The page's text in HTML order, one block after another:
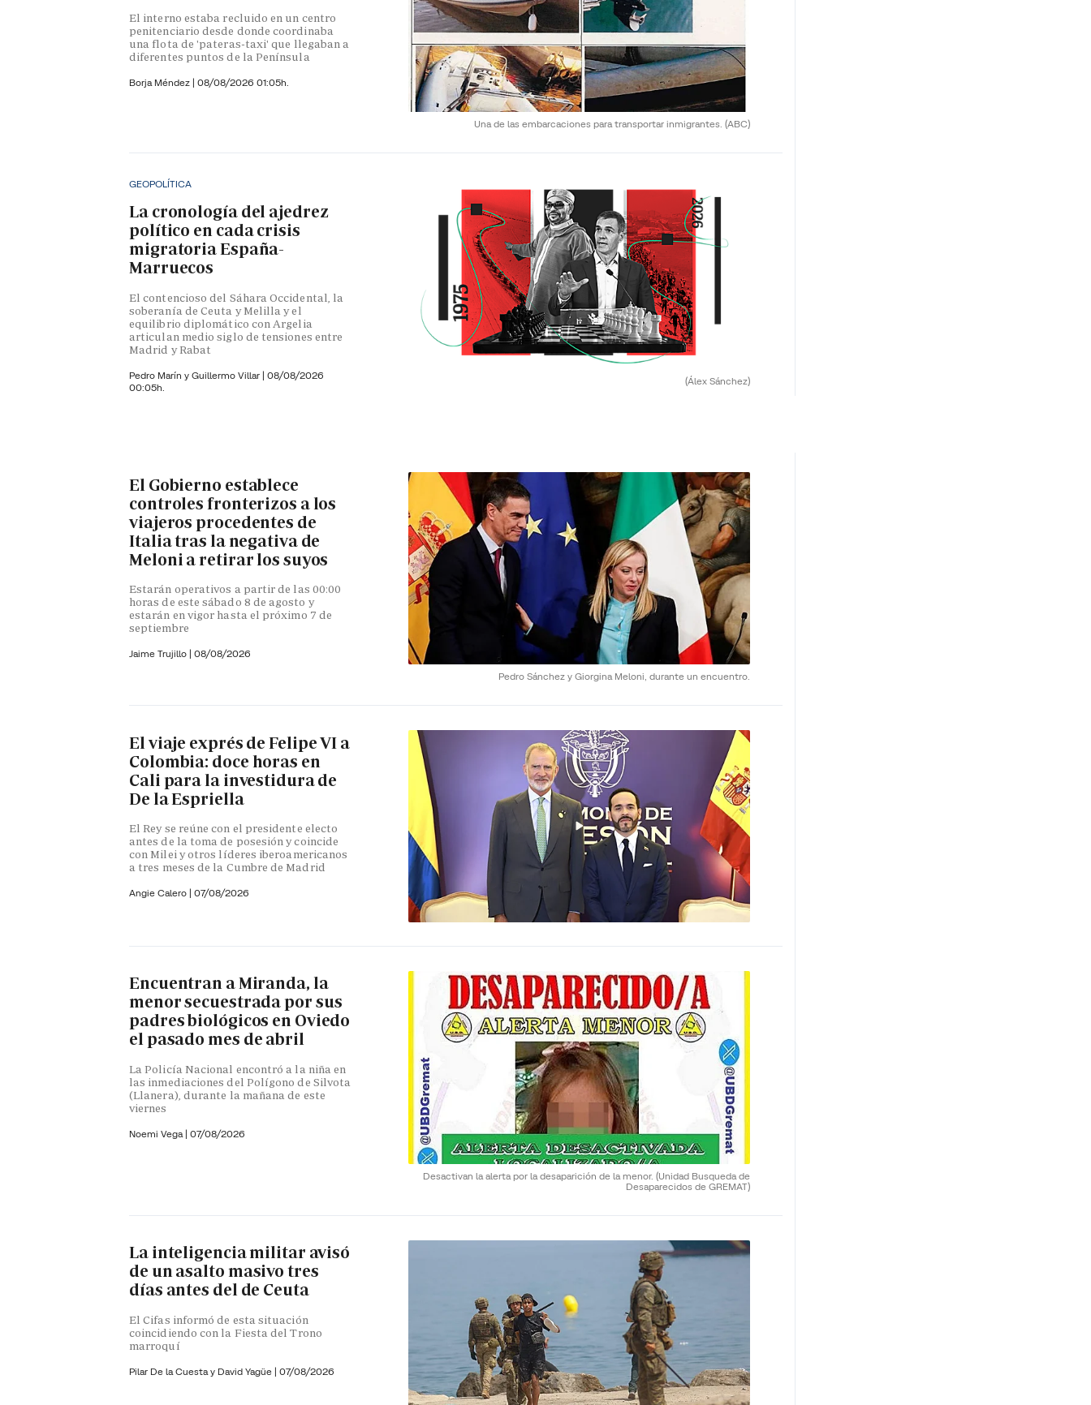
Una de las embarcaciones para transportar inmigrantes. (ABC)
El interno estaba recluido en un centro
penitenciario desde donde coordinaba
una flota de 'pateras-taxi' que llegaban a
diferentes puntos de la Península
Borja Méndez | 08/08/2026 01:05h.
(Álex Sánchez)
GEOPOLÍTICA
La cronología del ajedrez
político en cada crisis
migratoria España-
Marruecos
El contencioso del Sáhara Occidental, la
soberanía de Ceuta y Melilla y el
equilibrio diplomático con Argelia
articulan medio siglo de tensiones entre
Madrid y Rabat
Pedro Marín y Guillermo Villar | 08/08/2026
00:05h.
Pedro Sánchez y Giorgina Meloni, durante un encuentro.
El Gobierno establece
controles fronterizos a los
viajeros procedentes de
Italia tras la negativa de
Meloni a retirar los suyos
Estarán operativos a partir de las 00:00
horas de este sábado 8 de agosto y
estarán en vigor hasta el próximo 7 de
septiembre
Jaime Trujillo | 08/08/2026
El viaje exprés de Felipe VI a
Colombia: doce horas en
Cali para la investidura de
De la Espriella
El Rey se reúne con el presidente electo
antes de la toma de posesión y coincide
con Milei y otros líderes iberoamericanos
a tres meses de la Cumbre de Madrid
Angie Calero | 07/08/2026
Desactivan la alerta por la desaparición de la menor. (Unidad Busqueda de
Desaparecidos de GREMAT)
Encuentran a Miranda, la
menor secuestrada por sus
padres biológicos en Oviedo
el pasado mes de abril
La Policía Nacional encontró a la niña en
las inmediaciones del Polígono de Silvota
(Llanera), durante la mañana de este
viernes
Noemi Vega | 07/08/2026
La inteligencia militar avisó
de un asalto masivo tres
días antes del de Ceuta
El Cifas informó de esta situación
coincidiendo con la Fiesta del Trono
marroquí
Pilar De la Cuesta y David Yagüe | 07/08/2026